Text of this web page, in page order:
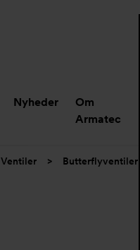
Nyheder
Om
Armatec
Ventiler > Butterflyventiler